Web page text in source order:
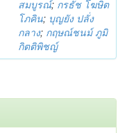
สมบูรณ์; กรธัช โฆษิต
โภคิน; บุญยัง ปลั่ง
กลาง; กฤษณ์ชนม์ ภูมิ
กิตติพิชญ์